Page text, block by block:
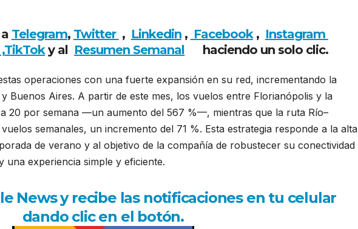
Telegram, Twitter , Linkedin, Facebook, Instagram
TikToky al Resumen Semanal haciendo un solo clic.
operaciones con una fuerte expansión en su red, incrementando la
Buenos Aires. A partir de este mes, los vuelos entre Florianópolis y la
20 por semana —un aumento del 567 %—, mientras que la ruta Río–
semanales, un incremento del 71 %. Esta estrategia responde a la alta
de verano y al objetivo de la compañía de robustecer su conectividad
una experiencia simple y eficiente.
News y recibe las notificaciones en tu celular
dando clic en el botón.